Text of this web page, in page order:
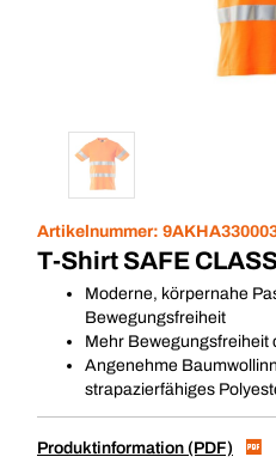
Artikelnummer:
T-Shirt SAFE
Moderne, körpernahe
Bewegungsfreiheit
Mehr Bewegungsfreiheit
Angenehme
strapazierfähiges
Produktinformation (PDF)